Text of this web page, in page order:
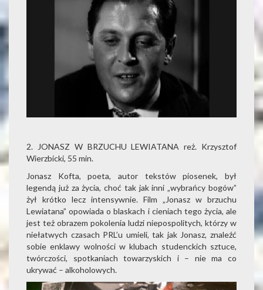
2. JONASZ W BRZUCHU LEWIATANA reż. Krzysztof
Wierzbicki, 55 min.
Jonasz Kofta, poeta, autor tekstów piosenek, był
legendą już za życia, choć tak jak inni „wybrańcy bogów”
żył krótko lecz intensywnie. Film „Jonasz w brzuchu
Lewiatana” opowiada o blaskach i cieniach tego życia, ale
jest też obrazem pokolenia ludzi niepospolitych, którzy w
niełatwych czasach PRL’u umieli, tak jak Jonasz, znaleźć
sobie enklawy wolności w klubach studenckich sztuce,
twórczości, spotkaniach towarzyskich i – nie ma co
ukrywać – alkoholowych.